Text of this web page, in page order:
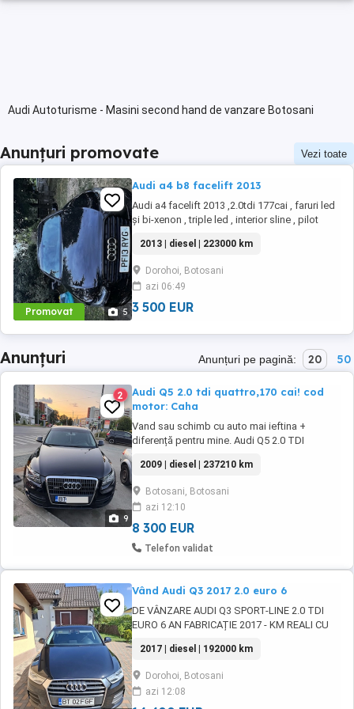
Audi Autoturisme - Masini second hand de vanzare Botosani
Anunțuri promovate Vezi toate
Promovat 5
Audi a4 b8 facelift 2013
Audi a4 facelift 2013 ,2.0tdi 177cai , faruri led
și bi-xenon , triple led , interior sline , pilot
senzori față spate ,mașina rulează foarte bine
,mai multe detalii la nr de watup
2013 | diesel | 223000 km
Dorohoi, Botosani
azi 06:49
3 500 EUR
Anunțuri Anunțuri pe pagină: 20 50
9
2
Audi Q5 2.0 tdi quattro,170 cai! cod
motor: Caha
Vand sau schimb cu auto mai ieftina +
diferență pentru mine. Audi Q5 2.0 TDI
înmatriculare 2010. Mașină personală,
întreținută corect, fără elemente revopsite, cu
istoric service complet. Consum mic de
combustibil. 5.4l 100km extern. +bonus jante
18 cu anvelope ...
2009 | diesel | 237210 km
Botosani, Botosani
azi 12:10
8 300 EUR
Telefon validat
Vând Audi Q3 2017 2.0 euro 6
DE VÂNZARE AUDI Q3 SPORT-LINE 2.0 TDI
EURO 6 AN FABRICAȚIE 2017 - KM REALI CU
VITEZĂ AUTOMATĂ S-TRONIC 7+1 TREPTE
DOTĂRI - FARURI CU XENON, NEOANE,
BIXENON ADAPTIV, CORNERING, LEDURI -
NAVIGAȚIE COLOR CU HARTA ROMÂNIEI ȘI
2017 | diesel | 192000 km
Dorohoi, Botosani
azi 12:08